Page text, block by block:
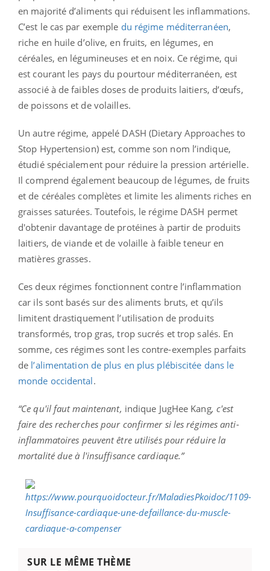
en majorité d’aliments qui réduisent les inflammations.
C’est le cas par exemple du régime méditerranéen,
riche en huile d’olive, en fruits, en légumes, en
céréales, en légumineuses et en noix. Ce régime, qui
est courant les pays du pourtour méditerranéen, est
associé à de faibles doses de produits laitiers, d’œufs,
de poissons et de volailles.
Un autre régime, appelé DASH (Dietary Approaches to
Stop Hypertension) est, comme son nom l’indique,
étudié spécialement pour réduire la pression artérielle.
Il comprend également beaucoup de légumes, de fruits
et de céréales complètes et limite les aliments riches en
graisses saturées. Toutefois, le régime DASH permet
d'obtenir davantage de protéines à partir de produits
laitiers, de viande et de volaille à faible teneur en
matières grasses.
Ces deux régimes fonctionnent contre l’inflammation
car ils sont basés sur des aliments bruts, et qu’ils
limitent drastiquement l’utilisation de produits
transformés, trop gras, trop sucrés et trop salés. En
somme, ces régimes sont les contre-exemples parfaits
de l’alimentation de plus en plus plébiscitée dans le
monde occidental.
“Ce qu'il faut maintenant, indique JugHee Kang, c'est
faire des recherches pour confirmer si les régimes anti-
inflammatoires peuvent être utilisés pour réduire la
mortalité due à l'insuffisance cardiaque.”
SUR LE MÊME THÈME